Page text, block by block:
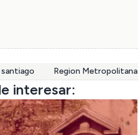
santiago Region Metropolitana
interesar: